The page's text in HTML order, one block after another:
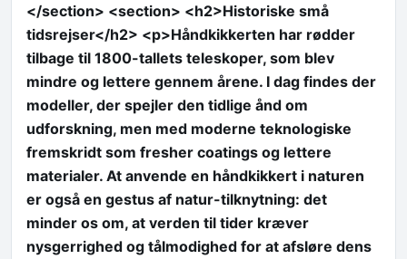
</section> <section> <h2>Historiske små
tidsrejser</h2> <p>Håndkikkerten har rødder
tilbage til 1800-tallets teleskoper, som blev
mindre og lettere gennem årene. I dag findes der
modeller, der spejler den tidlige ånd om
udforskning, men med moderne teknologiske
fremskridt som fresher coatings og lettere
materialer. At anvende en håndkikkert i naturen
er også en gestus af natur-tilknytning: det
minder os om, at verden til tider kræver
nysgerrighed og tålmodighed for at afsløre dens